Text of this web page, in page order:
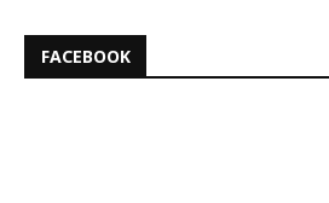
FACEBOOK